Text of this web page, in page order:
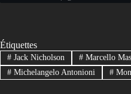
Étiquettes
#Jack Nicholson #Marcello
#Michelangelo Antonioni #